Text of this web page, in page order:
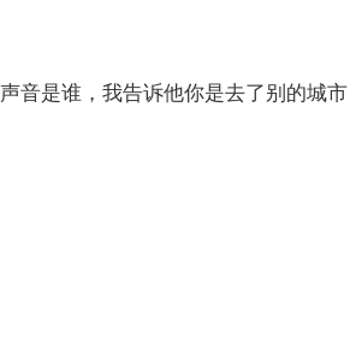
音是谁，我告诉他你是去了别的城市